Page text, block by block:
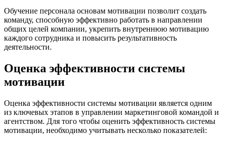
Обучение персонала основам мотивации позволит создать
команду, способную эффективно работать в направлении
общих целей компании, укрепить внутреннюю мотивацию
каждого сотрудника и повысить результативность
деятельности.
Оценка эффективности системы
мотивации
Оценка эффективности системы мотивации является одним
из ключевых этапов в управлении маркетинговой командой и
агентством. Для того чтобы оценить эффективность системы
мотивации, необходимо учитывать несколько показателей: